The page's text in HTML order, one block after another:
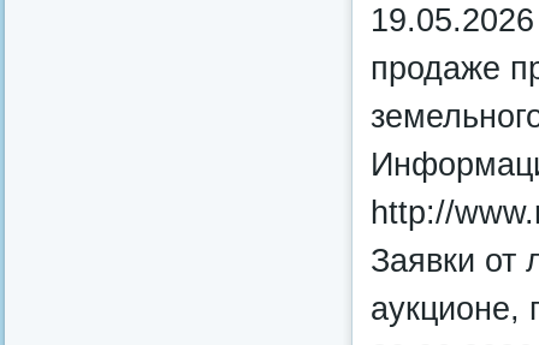
продаже
http://
Заявки от
аукционе,